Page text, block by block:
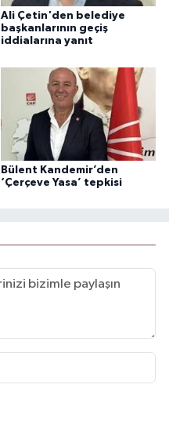
Ali Çetin'den belediye
başkanlarının geçiş
iddialarına yanıt
Bülent Kandemir’den
‘Çerçeve Yasa’ tepkisi